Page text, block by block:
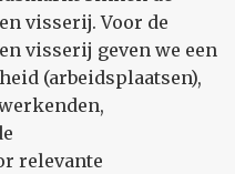
visserij. Voor de
visserij geven we een
(arbeidsplaatsen),
relevante